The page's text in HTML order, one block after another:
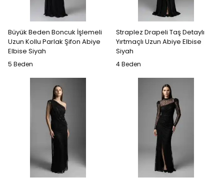
Büyük Beden Boncuk İşlemeli
Uzun Kollu Parlak Şifon Abiye
Elbise Siyah
5 Beden
Straplez Drapeli Taş Detaylı
Yırtmaçlı Uzun Abiye Elbise
Siyah
4 Beden